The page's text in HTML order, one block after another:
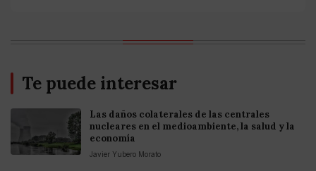
Te puede interesar
Las daños colaterales de las centrales
nucleares en el medioambiente, la salud y la
economía
Javier Yubero Morato